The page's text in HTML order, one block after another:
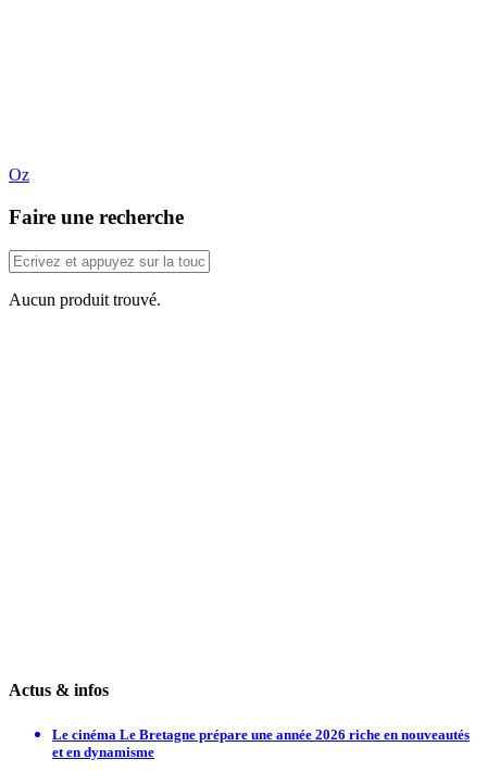
Oz
Faire une recherche
Aucun produit trouvé.
Actus & infos
Le cinéma Le Bretagne prépare une année 2026 riche en nouveautés
et en dynamisme